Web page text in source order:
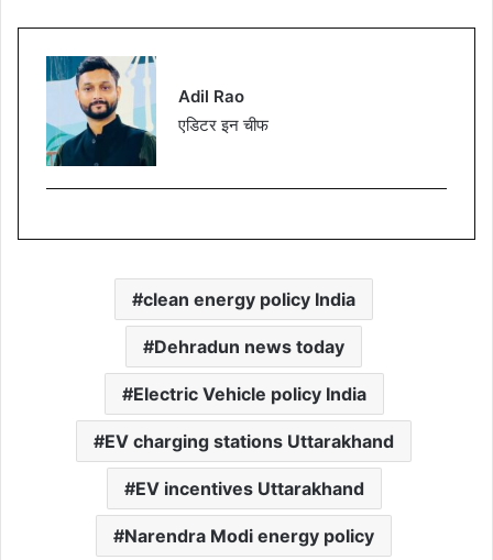
Adil Rao
एडिटर इन चीफ
clean energy policy India
Dehradun news today
Electric Vehicle policy India
EV charging stations Uttarakhand
EV incentives Uttarakhand
Narendra Modi energy policy